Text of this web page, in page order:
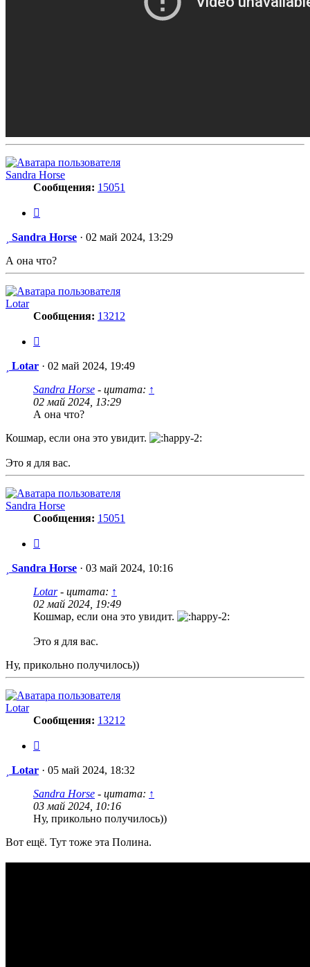
Sandra Horse
Сообщения: 15051
Сообщение
Sandra Horse · 02 май 2024, 13:29
А она что?
Lotar
Сообщения: 13212
Сообщение
Lotar · 02 май 2024, 19:49
Sandra Horse - цитата: ↑
02 май 2024, 13:29
А она что?
Кошмар, если она это увидит.
Это я для вас.
Sandra Horse
Сообщения: 15051
Сообщение
Sandra Horse · 03 май 2024, 10:16
Lotar- цитата: ↑
02 май 2024, 19:49
Кошмар, если она это увидит.
Это я для вас.
Ну, прикольно получилось))
Lotar
Сообщения: 13212
Сообщение
Lotar · 05 май 2024, 18:32
Sandra Horse - цитата: ↑
03 май 2024, 10:16
Ну, прикольно получилось))
Вот ещё. Тут тоже эта Полина.